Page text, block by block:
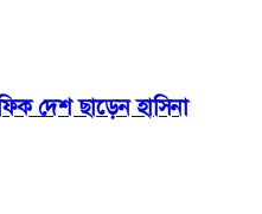
দেশ ছাড়েন হাসিনা